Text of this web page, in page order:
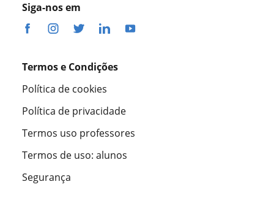
Siga-nos em
Termos e Condições
Política de cookies
Política de privacidade
Termos uso professores
Termos de uso: alunos
Segurança